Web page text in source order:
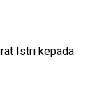
Istri kepada